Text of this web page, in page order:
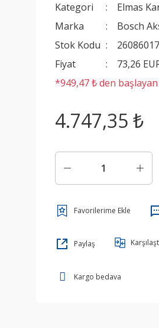
Kategori
Elmas
Marka
Bosch
Stok Kodu
Fiyat
73,26
*949,47 ₺ den
4.747,35 ₺
Paylaş
Kargo bedava